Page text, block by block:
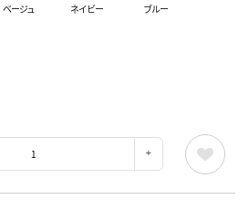
ベージュ ネイビー ブルー